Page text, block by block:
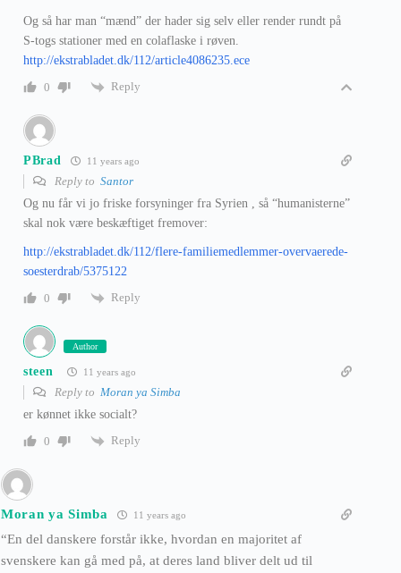
Og så har man “mænd” der hader sig selv eller render rundt på
S-togs stationer med en colaflaske i røven.
http://ekstrabladet.dk/112/article4086235.ece
0
Reply
PBrad 11 years ago
Reply to Santor
Og nu får vi jo friske forsyninger fra Syrien , så “humanisterne”
skal nok være beskæftiget fremover:
http://ekstrabladet.dk/112/flere-familiemedlemmer-overvaerede-
soesterdrab/5375122
0
Reply
Author
steen 11 years ago
Reply to Moran ya Simba
er kønnet ikke socialt?
0
Reply
Moran ya Simba 11 years ago
“En del danskere forstår ikke, hvordan en majoritet af
svenskere kan gå med på, at deres land bliver delt ud til